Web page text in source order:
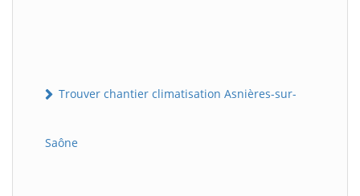
Trouver chantier climatisation Asnières-sur-
Saône